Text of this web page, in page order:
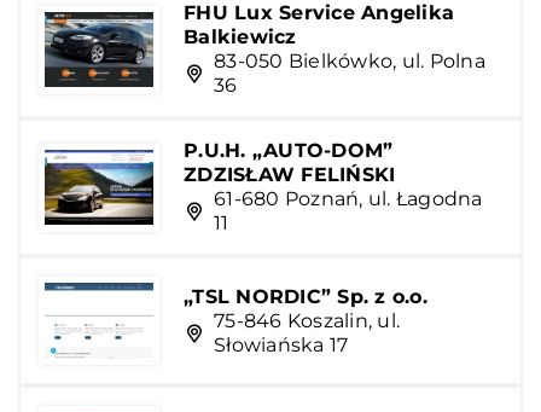
FHU Lux Service Angelika
Balkiewicz
83-050 Bielkówko, ul. Polna
36
P.U.H. „AUTO-DOM”
ZDZISŁAW FELIŃSKI
61-680 Poznań, ul. Łagodna
11
„TSL NORDIC” Sp. z o.o.
75-846 Koszalin, ul.
Słowiańska 17